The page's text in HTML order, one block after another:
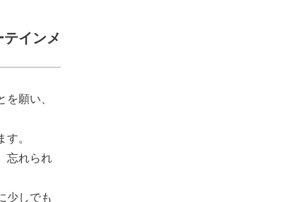
インメ
願い、
。
忘れられ
少しでも